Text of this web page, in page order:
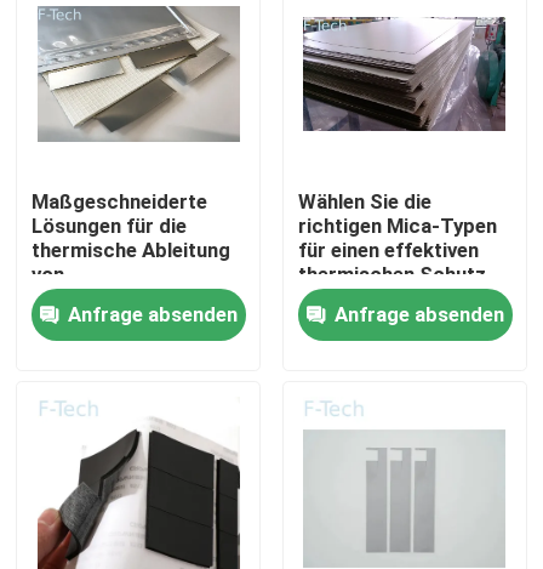
Videos
VR-Show
Werksbesichtigung
Qualitätskontrolle
Kontakt mit uns
Neuigkeiten
Rechtssachen
Maßgeschneiderte
Lösungen für die
thermische Ableitung
von
Elektrofahrzeugbatterien
mit Mica-Blättern
Anfrage absenden
Wählen Sie die
richtigen Mica-Typen
für einen effektiven
thermischen Schutz
der EV-Batterie
Anfrage absenden